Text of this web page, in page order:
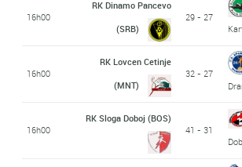
16h00
RK Dinamo Pancevo
(SRB)
29 - 27
16h00
RK Lovcen Cetinje
(MNT)
32 - 27
16h00
RK Sloga Doboj (BOS)
41 - 31